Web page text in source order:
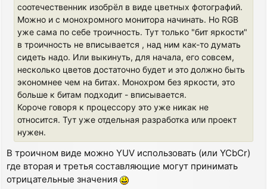
соотечественник изобрёл в виде цветных фотографий.
Можно и с монохромного монитора начинать. Но RGB
уже сама по себе троичность. Тут только "бит яркости"
в троичность не вписывается , над ним как-то думать
сидеть надо. Или выкинуть, для начала, его совсем,
несколько цветов достаточно будет и это должно быть
экономнее чем на битах. Монохром без яркости, это
больше к битам подходит - вписывается.
Короче говоря к процессору это уже никак не
относится. Тут уже отдельная разработка или проект
нужен.
В троичном виде можно YUV использовать (или YCbCr)
где вторая и третья составляющие могут принимать
отрицательные значения